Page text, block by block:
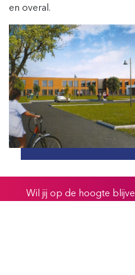
en overal.
Wil jij op de hoogte